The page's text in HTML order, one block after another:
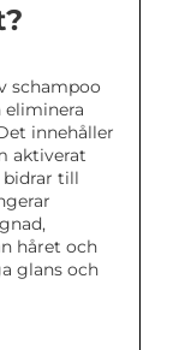
schampoo
innehåller
aktiverat
bidrar till
håret och
glans och